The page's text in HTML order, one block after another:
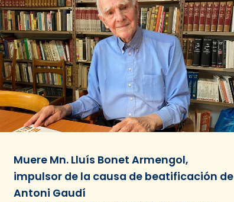
Muere Mn. Lluís Bonet Armengol,
impulsor de la causa de beatificación de
Antoni Gaudí